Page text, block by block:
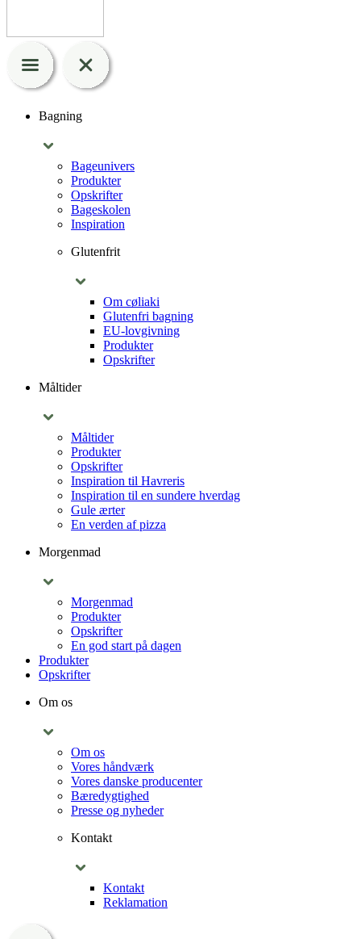
Bagning
Bageunivers
Produkter
Opskrifter
Bageskolen
Inspiration
Glutenfrit
Om cøliaki
Glutenfri bagning
EU-lovgivning
Produkter
Opskrifter
Måltider
Måltider
Produkter
Opskrifter
Inspiration til Havreris
Inspiration til en sundere hverdag
Gule ærter
En verden af pizza
Morgenmad
Morgenmad
Produkter
Opskrifter
En god start på dagen
Produkter
Opskrifter
Om os
Om os
Vores håndværk
Vores danske producenter
Bæredygtighed
Presse og nyheder
Kontakt
Kontakt
Reklamation